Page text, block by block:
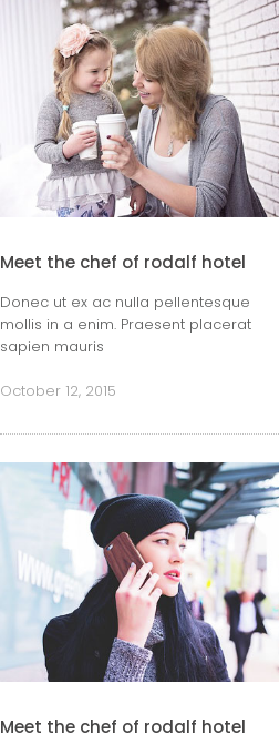
Meet the chef of rodalf hotel
Donec ut ex ac nulla pellentesque
mollis in a enim. Praesent placerat
sapien mauris
October 12, 2015
Meet the chef of rodalf hotel